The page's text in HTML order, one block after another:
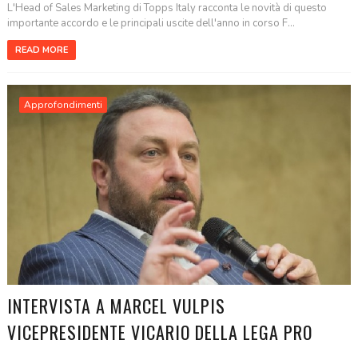
L'Head of Sales Marketing di Topps Italy racconta le novità di questo
importante accordo e le principali uscite dell'anno in corso F...
READ MORE
Approfondimenti
INTERVISTA A MARCEL VULPIS
VICEPRESIDENTE VICARIO DELLA LEGA PRO